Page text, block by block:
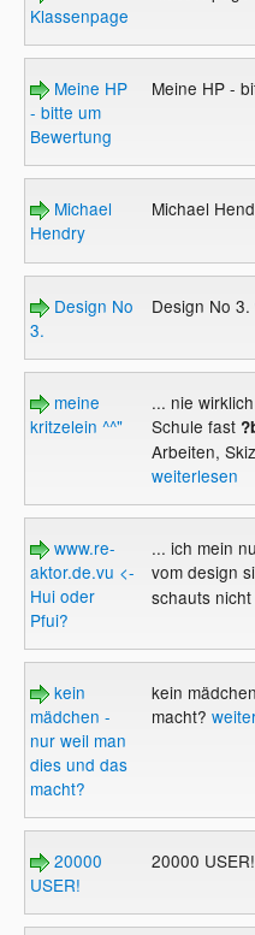
Klassenpage
Meine HP
- bitte um
Bewertung
Meine HP -
Michael
Hendry
Michael
Design No
3.
Design No 3.
meine
kritzelein ^^"
... nie
Schule fast
Arbeiten,
weiterlesen
www.re-
aktor.de.vu <-
Hui oder
Pfui?
... ich mein
vom design
schauts
kein
mädchen -
nur weil man
dies und das
macht?
kein
macht?
20000
USER!
20000 USER!